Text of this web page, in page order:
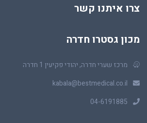
צרו איתנו קשר
מכון גסטרו חדרה
מרכז שערי חדרה, יהודי פקיעין 1 חדרה
kabala@bestmedical.co.il
04-6191885